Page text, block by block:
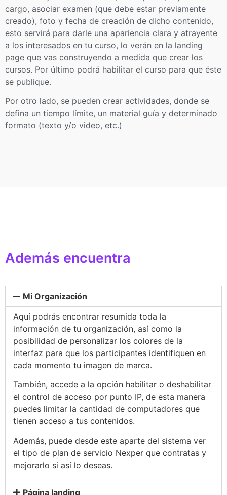
cargo, asociar examen (que debe estar previamente
creado), foto y fecha de creación de dicho contenido,
esto servirá para darle una apariencia clara y atrayente
a los interesados en tu curso, lo verán en la landing
page que vas construyendo a medida que crear los
cursos. Por último podrá habilitar el curso para que éste
se publique.
Por otro lado, se pueden crear actividades, donde se
defina un tiempo límite, un material guía y determinado
formato (texto y/o video, etc.)
Además encuentra
Mi Organización
Aquí podrás encontrar resumida toda la
información de tu organización, así como la
posibilidad de personalizar los colores de la
interfaz para que los participantes identifiquen en
cada momento tu imagen de marca.
También, accede a la opción habilitar o deshabilitar
el control de acceso por punto IP, de esta manera
puedes limitar la cantidad de computadores que
tienen acceso a tus contenidos.
Además, puede desde este aparte del sistema ver
el tipo de plan de servicio Nexper que contratas y
mejorarlo si así lo deseas.
Página landing